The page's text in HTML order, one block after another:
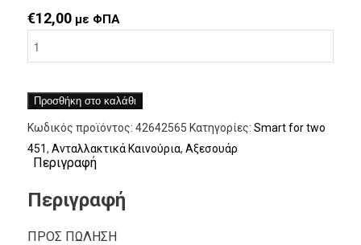
€12,00 με ΦΠΑ
Προσθήκη στο καλάθι
Κωδικός προϊόντος: 42642565 Κατηγορίες: Smart for two
451, Ανταλλακτικά Καινούρια, Αξεσουάρ
Περιγραφή
Περιγραφή
ΠΡΟΣ ΠΩΛΗΣΗ